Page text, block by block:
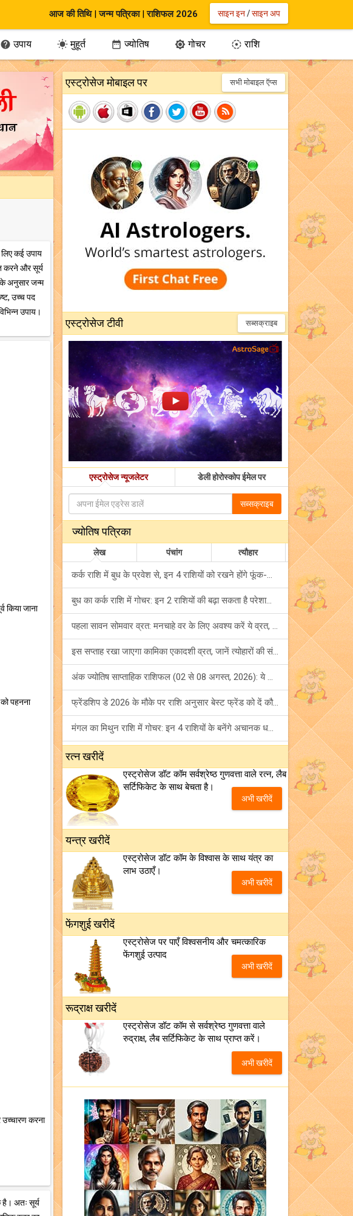
आज की तिथि|जन्म पत्रिका|राशिफल 2026 साइन इन/साइन अप
 उपाय मुहूर्त  ज्योतिष  गोचर  राशि
लिए कई उपाय
करने और सूर्य
के अनुसार जन्म
उच्च पद
उपाय।
किया जाना
पहनना
करना
है। अतः सूर्य
एस्ट्रोसेज मोबाइल पर सभी मोबाइल ऍप्स
एस्ट्रोसेज टीवी सब्सक्राइब
एस्ट्रोसेज न्यूजलेटर डेली होरोस्कोप ईमेल पर
सब्सक्राइब
ज्योतिष पत्रिका
लेख पंचांग त्यौहार
कर्क राशि में बुध के प्रवेश से, इन 4 राशियों को रखने होंगे फूंक-फूंक कर कदम!
बुध का कर्क राशि में गोचर: इन 2 राशियों की बढ़ा सकता है परेशानियां, हो जाएं सावधान!
पहला सावन सोमवार व्रत: मनचाहे वर के लिए अवश्य करें ये व्रत, जानें नियम एवं पूजा विधि!
इस सप्ताह रखा जाएगा कामिका एकादशी व्रत, जानें त्योहारों की संपूर्ण लिस्ट!
अंक ज्योतिष साप्ताहिक राशिफल (02 से 08 अगस्त, 2026): ये सप्ताह क्यों है खास?
फ्रेंडशिप डे 2026 के मौके पर राशि अनुसार बेस्ट फ्रेंड को दें कौन सा गिफ्ट? जानें
मंगल का मिथुन राशि में गोचर: इन 4 राशियों के बनेंगे अचानक धन लाभ के योग!
शनि साढ़े साती और ढैय्या से परेशान हैं? शनि कृपा के लिए अवश्य करें शनिवार व्रत!
शुक्र का कन्या राशि में गोचर: किन राशियों के सपने करेगा पूरे? जानें
रत्न खरीदें
एस्ट्रोसेज डॉट कॉम सर्वश्रेष्ठ गुणवत्ता वाले रत्न, लैब
सर्टिफिकेट के साथ बेचता है।
अभी खरीदें
यन्त्र खरीदें
एस्ट्रोसेज डॉट कॉम के विश्वास के साथ यंत्र का
लाभ उठाएँ।
अभी खरीदें
फेंगशुई खरीदें
एस्ट्रोसेज पर पाएँ विश्वसनीय और चमत्कारिक
फेंगशुई उत्पाद
अभी खरीदें
रूद्राक्ष खरीदें
एस्ट्रोसेज डॉट कॉम से सर्वश्रेष्ठ गुणवत्ता वाले
रुद्राक्ष, लैब सर्टिफिकेट के साथ प्राप्त करें।
अभी खरीदें